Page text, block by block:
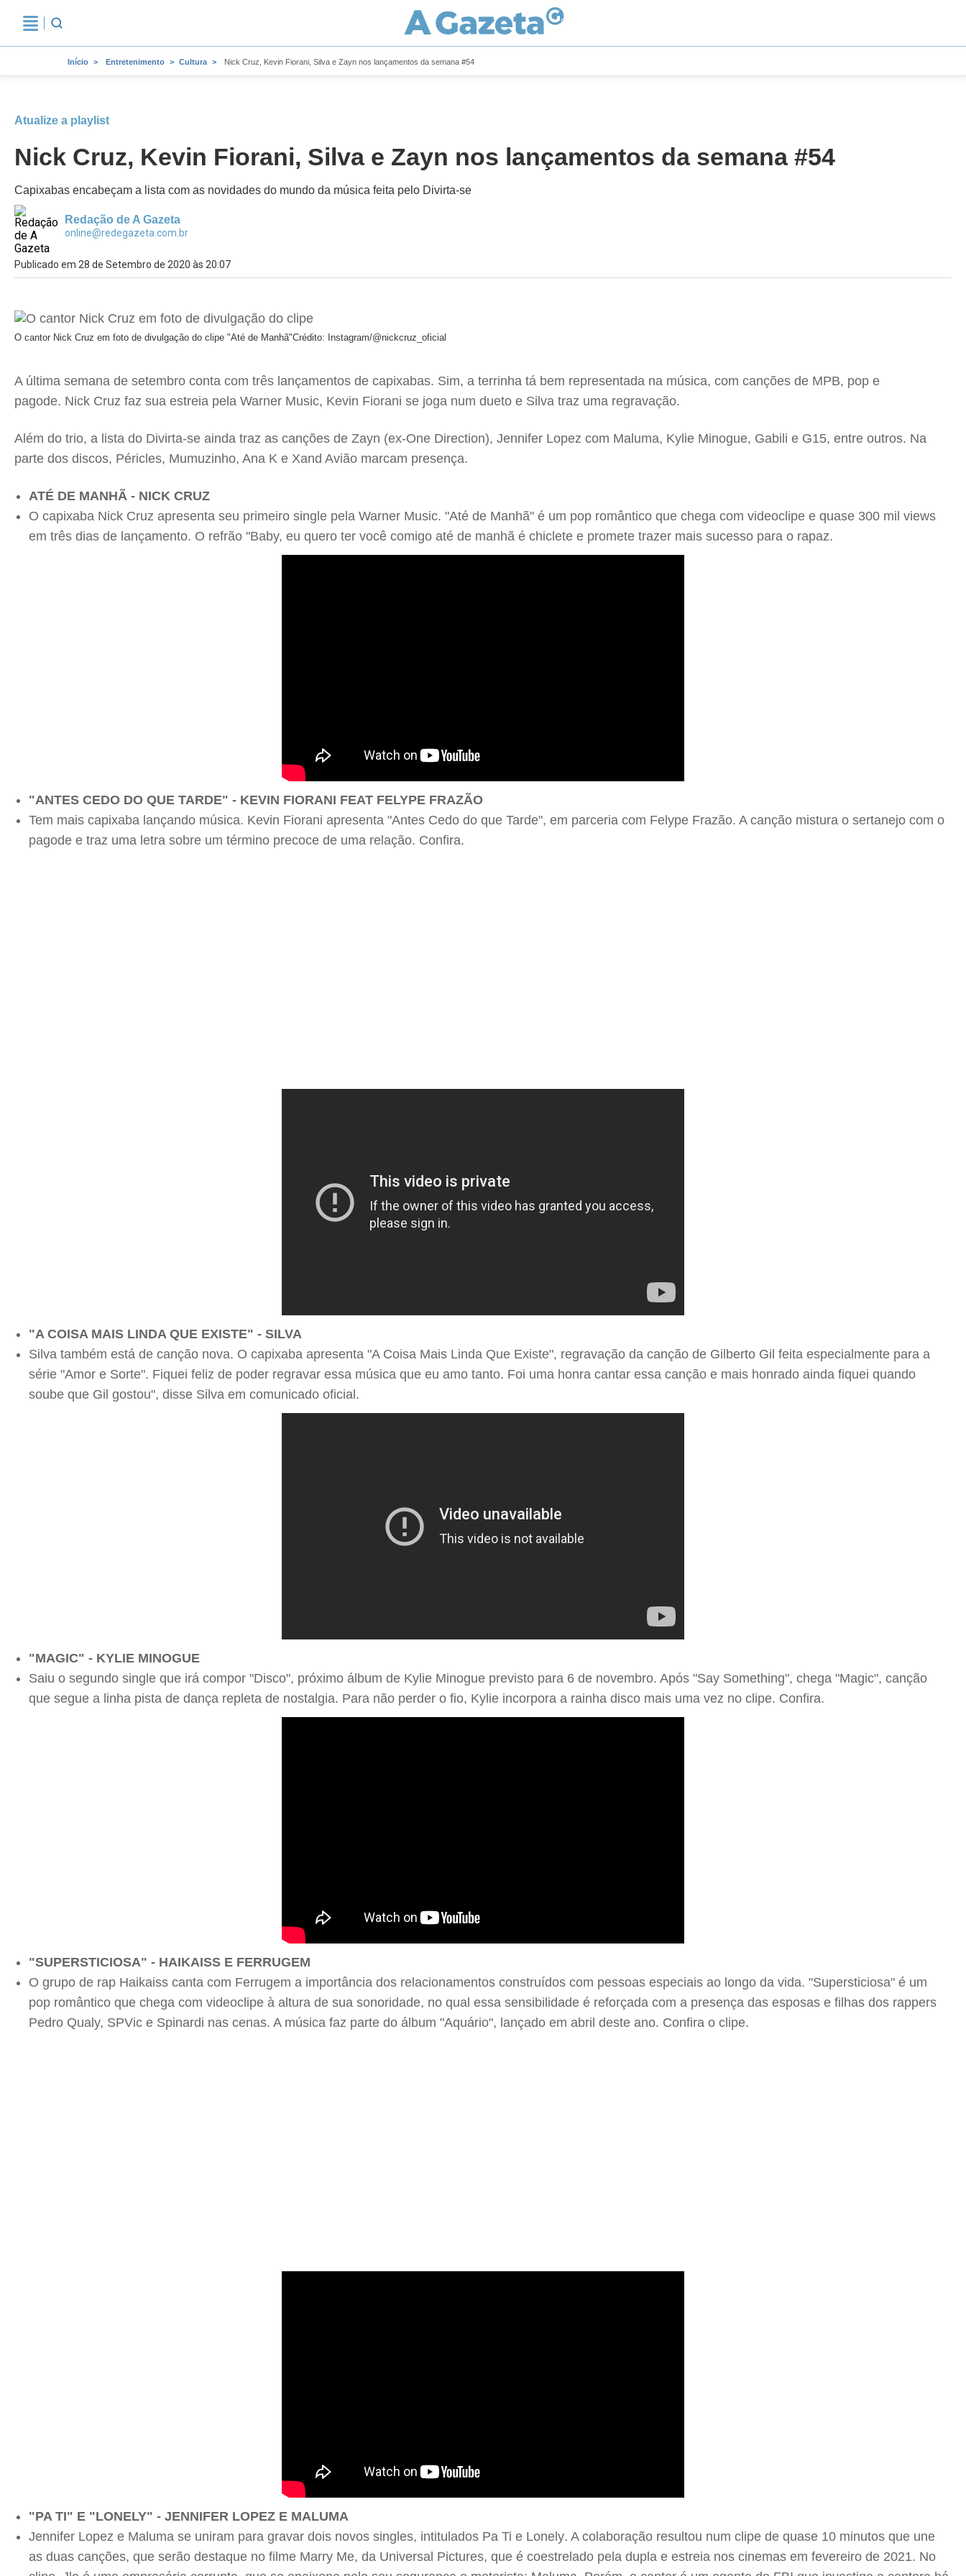
Início Entretenimento Cultura Nick Cruz, Kevin Fiorani, Silva e Zayn nos lançamentos da semana #54
Atualize a playlist
Nick Cruz, Kevin Fiorani, Silva e Zayn nos lançamentos da semana #54
Capixabas encabeçam a lista com as novidades do mundo da música feita pelo Divirta-se
Redação de A Gazeta
online@redegazeta.com.br
Publicado em 28 de Setembro de 2020 às 20:07
O cantor Nick Cruz em foto de divulgação do clipe "Até de Manhã"Crédito: Instagram/@nickcruz_oficial
A última semana de setembro conta com três lançamentos de capixabas. Sim, a terrinha tá bem representada na música, com canções de MPB, pop e
pagode. Nick Cruz faz sua estreia pela Warner Music, Kevin Fiorani se joga num dueto e Silva traz uma regravação.
Além do trio, a lista do Divirta-se ainda traz as canções de Zayn (ex-One Direction), Jennifer Lopez com Maluma, Kylie Minogue, Gabili e G15, entre outros. Na
parte dos discos, Péricles, Mumuzinho, Ana K e Xand Avião marcam presença.
ATÉ DE MANHÃ - NICK CRUZ
O capixaba Nick Cruz apresenta seu primeiro single pela Warner Music. "Até de Manhã" é um pop romântico que chega com videoclipe e quase 300 mil views
em três dias de lançamento. O refrão "Baby, eu quero ter você comigo até de manhã é chiclete e promete trazer mais sucesso para o rapaz.
"ANTES CEDO DO QUE TARDE" - KEVIN FIORANI FEAT FELYPE FRAZÃO
Tem mais capixaba lançando música. Kevin Fiorani apresenta "Antes Cedo do que Tarde", em parceria com Felype Frazão. A canção mistura o sertanejo com o
pagode e traz uma letra sobre um término precoce de uma relação. Confira.
"A COISA MAIS LINDA QUE EXISTE" - SILVA
Silva também está de canção nova. O capixaba apresenta "A Coisa Mais Linda Que Existe", regravação da canção de Gilberto Gil feita especialmente para a
série "Amor e Sorte". Fiquei feliz de poder regravar essa música que eu amo tanto. Foi uma honra cantar essa canção e mais honrado ainda fiquei quando
soube que Gil gostou", disse Silva em comunicado oficial.
"MAGIC" - KYLIE MINOGUE
Saiu o segundo single que irá compor "Disco", próximo álbum de Kylie Minogue previsto para 6 de novembro. Após "Say Something", chega "Magic", canção
que segue a linha pista de dança repleta de nostalgia. Para não perder o fio, Kylie incorpora a rainha disco mais uma vez no clipe. Confira.
"SUPERSTICIOSA" - HAIKAISS E FERRUGEM
O grupo de rap Haikaiss canta com Ferrugem a importância dos relacionamentos construídos com pessoas especiais ao longo da vida. "Supersticiosa" é um
pop romântico que chega com videoclipe à altura de sua sonoridade, no qual essa sensibilidade é reforçada com a presença das esposas e filhas dos rappers
Pedro Qualy, SPVic e Spinardi nas cenas. A música faz parte do álbum "Aquário", lançado em abril deste ano. Confira o clipe.
"PA TI" E "LONELY" - JENNIFER LOPEZ E MALUMA
Jennifer Lopez e Maluma se uniram para gravar dois novos singles, intitulados Pa Ti e Lonely. A colaboração resultou num clipe de quase 10 minutos que une
as duas canções, que serão destaque no filme Marry Me, da Universal Pictures, que é coestrelado pela dupla e estreia nos cinemas em fevereiro de 2021. No